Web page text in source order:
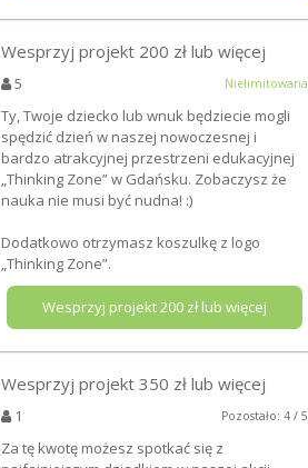
Wesprzyj projekt 200 zł lub więcej
5 Nielimitowana
Ty, Twoje dziecko lub wnuk będziecie mogli
spędzić dzień w naszej nowoczesnej i
bardzo atrakcyjnej przestrzeni edukacyjnej
„Thinking Zone” w Gdańsku. Zobaczysz że
nauka nie musi być nudna! :)
Dodatkowo otrzymasz koszulkę z logo
„Thinking Zone”.
Wesprzyj projekt200zł lub więcej
Wesprzyj projekt350 zł lub więcej
1 Pozostało: 4 / 5
Za tę kwotę możesz spotkać się z